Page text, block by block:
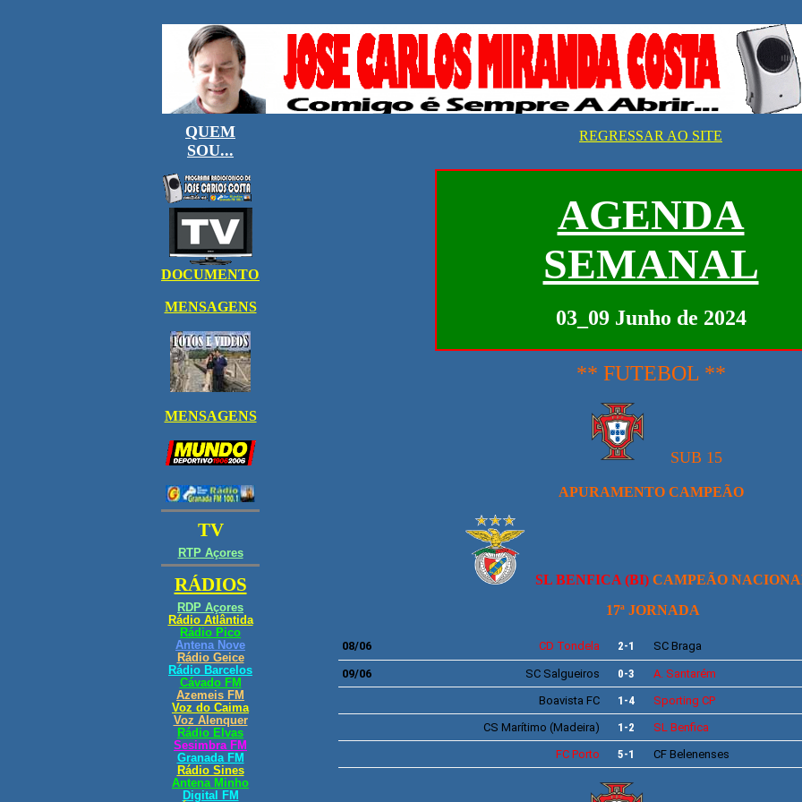
REGRESSAR AO SITE
AGENDA
SEMANAL
03_09 Junho de 2024
** FUTEBOL **
SUB 15
APURAMENTO CAMPEÃO
SL BENFICA (BI) CAMPEÃO
17ª JORNADA
08/06 CD Tondela 2-1 SCBraga
09/06 SCSalgueiros 0-3
A. Santarém
Boavista FC 1-4 Sporting CP
CS Marítimo (Madeira) 1-2 SL Benfica
FCPorto 5-1 CF Belenenses